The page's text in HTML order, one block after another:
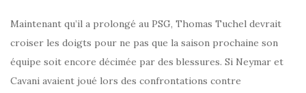
Maintenant qu’il a prolongé au PSG, Thomas Tuchel devrait
croiser les doigts pour ne pas que la saison prochaine son
équipe soit encore décimée par des blessures. Si Neymar et
Cavani avaient joué lors des confrontations contre